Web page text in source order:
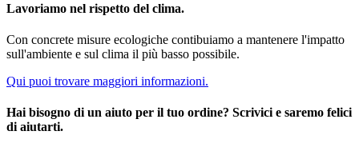
Lavoriamo nel rispetto del clima.
Con concrete misure ecologiche contibuiamo a mantenere l'impatto
sull'ambiente e sul clima il più basso possibile.
Qui puoi trovare maggiori informazioni.
Hai bisogno di un aiuto per il tuo ordine? Scrivici e saremo felici
di aiutarti.